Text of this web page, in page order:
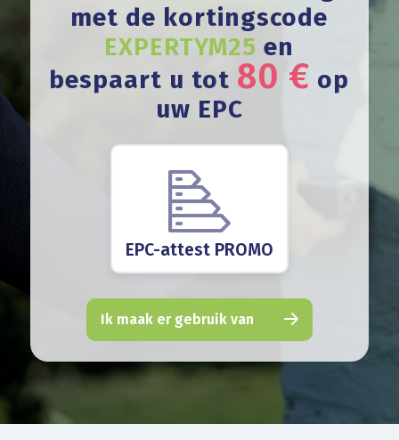
met de kortingscode
EXPERTYM25 en
bespaart u tot 80 € op
uw EPC
EPC-attest PROMO
Ik maak er gebruik van